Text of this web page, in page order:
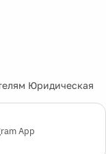
Юридическая
App